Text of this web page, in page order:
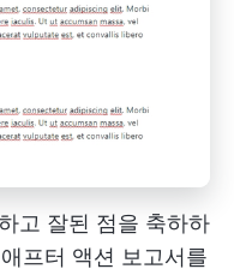
고 잘된 점을 축하하
프터 액션 보고서를